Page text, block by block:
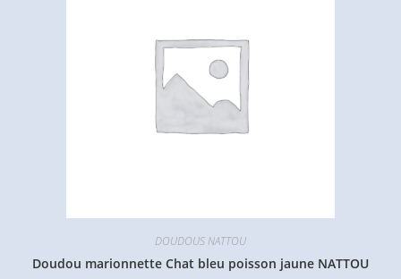
DOUDOUS NATTOU
Doudou marionnette Chat bleu poisson jaune NATTOU